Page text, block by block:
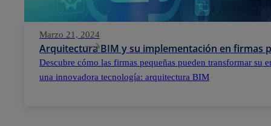
Marzo 21, 2024
Arquitectura BIM y su implementación en firmas
Descubre cómo las firmas pequeñas pueden transformar su
una innovadora tecnología: arquitectura BIM